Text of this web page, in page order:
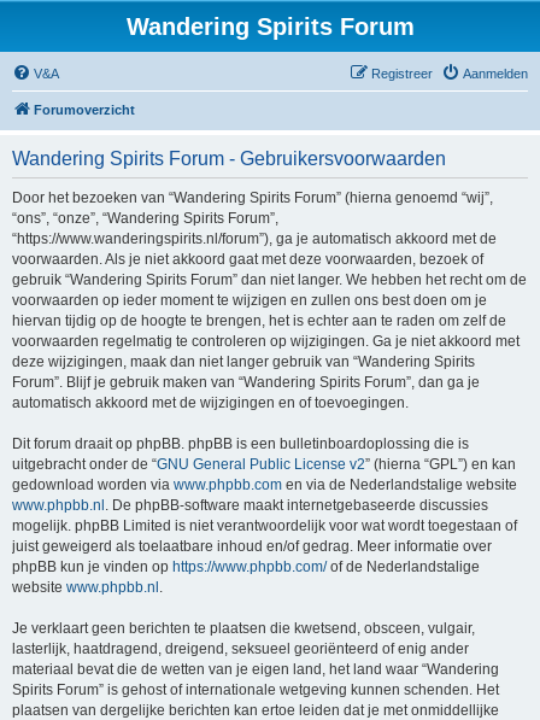
Wandering Spirits Forum
V&A Aanmelden
Registreer
Forumoverzicht
Wandering Spirits Forum - Gebruikersvoorwaarden
Door het bezoeken van “Wandering Spirits Forum” (hierna genoemd “wij”,
“ons”, “onze”, “Wandering Spirits Forum”,
“https://www.wanderingspirits.nl/forum”), ga je automatisch akkoord met de
voorwaarden. Als je niet akkoord gaat met deze voorwaarden, bezoek of
gebruik “Wandering Spirits Forum” dan niet langer. We hebben het recht om de
voorwaarden op ieder moment te wijzigen en zullen ons best doen om je
hiervan tijdig op de hoogte te brengen, het is echter aan te raden om zelf de
voorwaarden regelmatig te controleren op wijzigingen. Ga je niet akkoord met
deze wijzigingen, maak dan niet langer gebruik van “Wandering Spirits
Forum”. Blijf je gebruik maken van “Wandering Spirits Forum”, dan ga je
automatisch akkoord met de wijzigingen en of toevoegingen.
Dit forum draait op phpBB. phpBB is een bulletinboardoplossing die is
uitgebracht onder de “GNU General Public License v2” (hierna “GPL”) en kan
gedownload worden via www.phpbb.com en via de Nederlandstalige website
www.phpbb.nl . De phpBB-software maakt internetgebaseerde discussies
mogelijk. phpBB Limited is niet verantwoordelijk voor wat wordt toegestaan of
juist geweigerd als toelaatbare inhoud en/of gedrag. Meer informatie over
phpBB kun je vinden op https://www.phpbb.com/of de Nederlandstalige
website www.phpbb.nl .
Je verklaart geen berichten te plaatsen die kwetsend, obsceen, vulgair,
lasterlijk, haatdragend, dreigend, seksueel georiënteerd of enig ander
materiaal bevat die de wetten van je eigen land, het land waar “Wandering
Spirits Forum” is gehost of internationale wetgeving kunnen schenden. Het
plaatsen van dergelijke berichten kan ertoe leiden dat je met onmiddellijke